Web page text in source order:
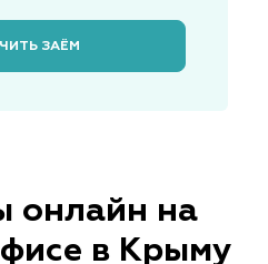
ЗАЁМ
онлайн на
в Крыму